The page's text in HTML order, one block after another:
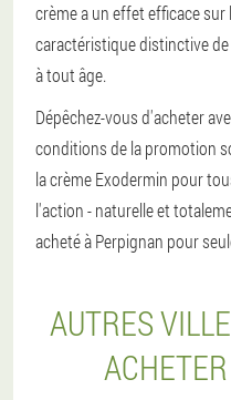
crème a un effet efficace
caractéristique distinctive
à tout âge.
Dépêchez-vous d'acheter
conditions de la promotion
la crème Exodermin pour
l'action - naturelle et
acheté à Perpignan pour
AUTRES